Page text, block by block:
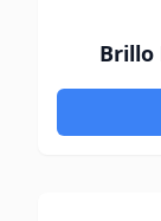
Brillo